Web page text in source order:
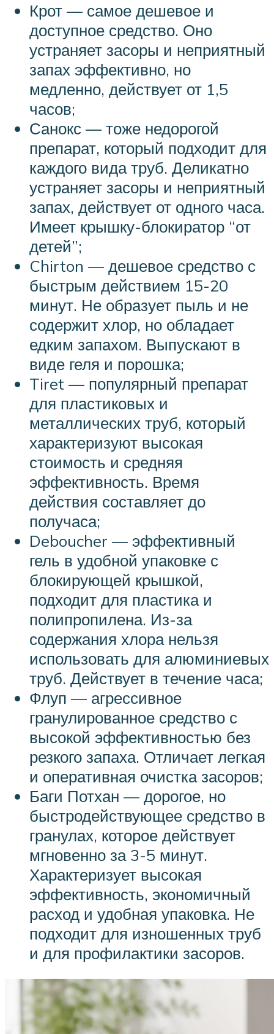
Крот — самое дешевое и
доступное средство. Оно
устраняет засоры и неприятный
запах эффективно, но
медленно, действует от 1,5
часов;
Санокс — тоже недорогой
препарат, который подходит для
каждого вида труб. Деликатно
устраняет засоры и неприятный
запах, действует от одного часа.
Имеет крышку-блокиратор “от
детей”;
Chirton — дешевое средство с
быстрым действием 15-20
минут. Не образует пыль и не
содержит хлор, но обладает
едким запахом. Выпускают в
виде геля и порошка;
Tiret — популярный препарат
для пластиковых и
металлических труб, который
характеризуют высокая
стоимость и средняя
эффективность. Время
действия составляет до
получаса;
Deboucher — эффективный
гель в удобной упаковке с
блокирующей крышкой,
подходит для пластика и
полипропилена. Из-за
содержания хлора нельзя
использовать для алюминиевых
труб. Действует в течение часа;
Флуп — агрессивное
гранулированное средство с
высокой эффективностью без
резкого запаха. Отличает легкая
и оперативная очистка засоров;
Баги Потхан — дорогое, но
быстродействующее средство в
гранулах, которое действует
мгновенно за 3-5 минут.
Характеризует высокая
эффективность, экономичный
расход и удобная упаковка. Не
подходит для изношенных труб
и для профилактики засоров.